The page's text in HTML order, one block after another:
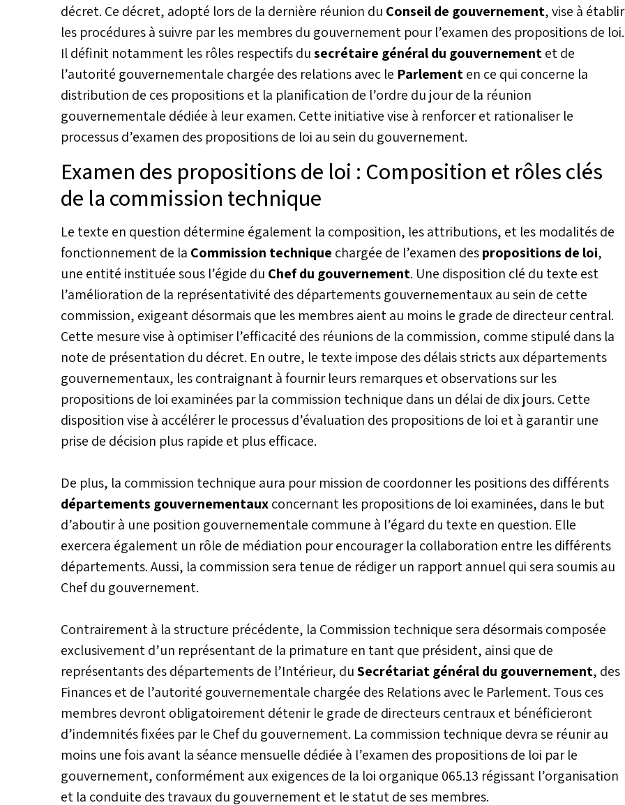
décret. Ce décret, adopté lors de la dernière réunion du Conseil de gouvernement, vise à établir
les procédures à suivre par les membres du gouvernement pour l’examen des propositions de loi.
Il définit notamment les rôles respectifs dusecrétaire général du gouvernementet de
l’autorité gouvernementale chargée des relations avec le Parlementen ce qui concerne la
distribution de ces propositions et la planification de l’ordre du jour de la réunion
gouvernementale dédiée à leur examen. Cette initiative vise à renforcer et rationaliser le
processus d’examen des propositions de loi au sein du gouvernement.
Examen des propositions de loi : Composition et rôles clés
de la commission technique
Le texte en question détermine également la composition, les attributions, et les modalités de
fonctionnement de la Commission technique chargée de l’examen despropositions de loi,
une entité instituée sous l’égide du Chef du gouvernement. Une disposition clé du texte est
l’amélioration de la représentativité des départements gouvernementaux au sein de cette
commission, exigeant désormais que les membres aient au moins le grade de directeur central.
Cette mesure vise à optimiser l’efficacité des réunions de la commission, comme stipulé dans la
note de présentation du décret. En outre, le texte impose des délais stricts aux départements
gouvernementaux, les contraignant à fournir leurs remarques et observations sur les
propositions de loi examinées par la commission technique dans un délai de dix jours. Cette
disposition vise à accélérer le processus d’évaluation des propositions de loi et à garantir une
prise de décision plus rapide et plus efficace.
De plus, la commission technique aura pour mission de coordonner les positions des différents
départements gouvernementauxconcernant les propositions de loi examinées, dans le but
d’aboutir à une position gouvernementale commune à l’égard du texte en question. Elle
exercera également un rôle de médiation pour encourager la collaboration entre les différents
départements. Aussi, la commission sera tenue de rédiger un rapport annuel qui sera soumis au
Chef du gouvernement.
Contrairement à la structure précédente, la Commission technique sera désormais composée
exclusivement d’un représentant de la primature en tant que président, ainsi que de
représentants des départements de l’Intérieur, duSecrétariat général du gouvernement, des
Finances et de l’autorité gouvernementale chargée des Relations avec le Parlement. Tous ces
membres devront obligatoirement détenir le grade de directeurs centraux et bénéficieront
d’indemnités fixées par le Chef du gouvernement. La commission technique devra se réunir au
moins une fois avant la séance mensuelle dédiée à l’examen des propositions de loi par le
gouvernement, conformément aux exigences de la loi organique 065.13 régissant l’organisation
et la conduite des travaux du gouvernement et le statut de ses membres.